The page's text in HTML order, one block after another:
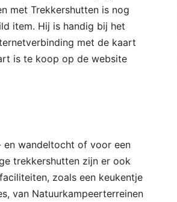
met Trekkershutten is nog
item. Hij is handig bij het
met de kaart
is te koop op de website
en wandeltocht of voor een
trekkershutten zijn er ook
zoals een keukentje
van Natuurkampeerterreinen